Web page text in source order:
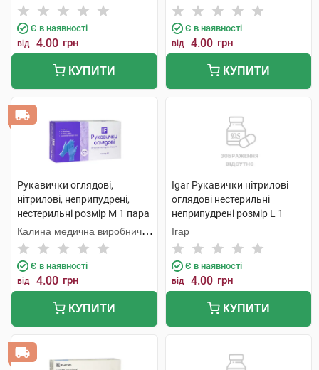
Є в наявності
від 4.00 грн
КУПИТИ
компанія
Є в наявності
від 4.00 грн
КУПИТИ
Рукавички оглядові,
нітрилові, неприпудрені,
нестерильні розмір M 1 пара
Калина медична виробнича
компанія
Є в наявності
від 4.00 грн
КУПИТИ
Igar Рукавички нітрилові
оглядові нестерильні
неприпудрені розмір L 1
пара
Ігар
Є в наявності
від 4.00 грн
КУПИТИ